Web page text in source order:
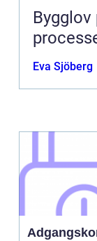
Bygglov på
Eva Sjöberg